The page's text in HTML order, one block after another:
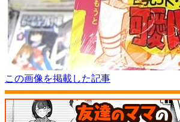
この画像を掲載した記事